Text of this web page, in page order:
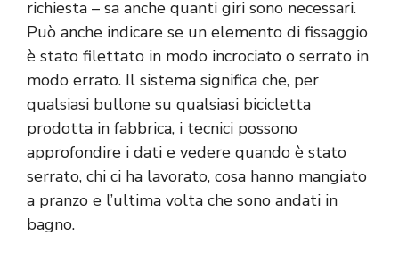
richiesta – sa anche quanti giri sono necessari.
Può anche indicare se un elemento di fissaggio
è stato filettato in modo incrociato o serrato in
modo errato. Il sistema significa che, per
qualsiasi bullone su qualsiasi bicicletta
prodotta in fabbrica, i tecnici possono
approfondire i dati e vedere quando è stato
serrato, chi ci ha lavorato, cosa hanno mangiato
a pranzo e l’ultima volta che sono andati in
bagno.